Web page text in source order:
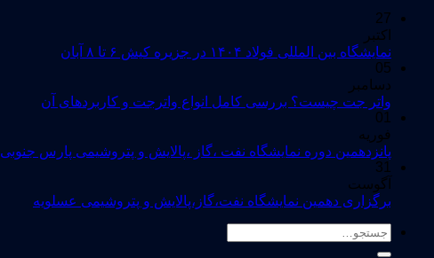
27
اکتبر
نمایشگاه بین المللی فولاد ۱۴۰۴ در جزیره کیش ۶ تا ۸ آبان
05
دسامبر
واتر جت چیست؟ بررسی کامل انواع واترجت و کاربردهای آن
01
فوریه
پانزدهمین دوره نمایشگاه نفت ،گاز ،پالایش و پتروشیمی پارس جنوبی
31
آگوست
برگزاری دهمین نمایشگاه نفت،گاز،پالایش و پتروشیمی عسلویه
جستجو